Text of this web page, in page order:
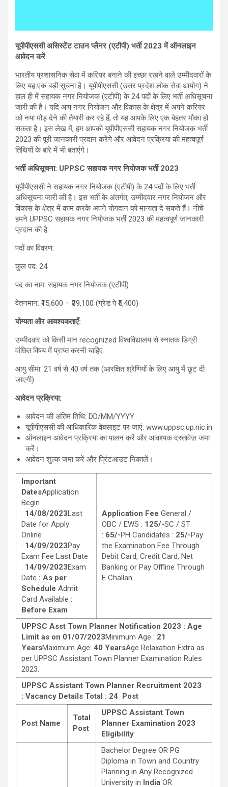
यूपीपीएससी असिस्टेंट टाउन प्लैनर (एटीपी) भर्ती2023 में ऑनलाइन
आवेदन करें
भारतीय प्रशासनिक सेवा में करियर बनाने की इच्छा रखने वाले उम्मीदवारों के
लिए यह एक बड़ी सूचना है। यूपीपीएससी (उत्तर प्रदेश लोक सेवा आयोग) ने
हाल ही में सहायक नगर नियोजक (एटीपी) के 24 पदों के लिए भर्ती अधिसूचना
जारी की है। यदि आप नगर नियोजन और विकास के क्षेत्र में अपने करियर
को नया मोड़ देने की तैयारी कर रहे हैं, तो यह आपके लिए एक बेहतर मौका हो
सकता है। इस लेख में, हम आपको यूपीपीएससी सहायक नगर नियोजक भर्ती
2023 की पूरी जानकारी प्रदान करेंगे और आवेदन प्रक्रिया की महत्वपूर्ण
तिथियों के बारे में भी बताएंगे।
भर्ती अधिसूचना: UPPSCसहायक नगर नियोजक भर्ती2023
यूपीपीएससी ने सहायक नगर नियोजक (एटीपी) के 24 पदों के लिए भर्ती
अधिसूचना जारी की है। इस भर्ती के अंतर्गत, उम्मीदवार नगर नियोजन और
विकास के क्षेत्र में काम करके अपने योगदान को मान्यता दे सकते हैं। नीचे
हमने UPPSC सहायक नगर नियोजक भर्ती 2023 की महत्वपूर्ण जानकारी
प्रदान की है:
पदों का विवरण:
कुल पद: 24
पद का नाम: सहायक नगर नियोजक (एटीपी)
वेतनमान: ₹15,600 – ₹39,100 (ग्रेड पे ₹5,400)
योग्यता और आवश्यकताएँ:
उम्मीदवार को किसी मान recognized विश्वविद्यालय से स्नातक डिग्री
वांछित विषय में प्राप्त करनी चाहिए.
आयु सीमा: 21 वर्ष से 40 वर्ष तक (आरक्षित श्रेणियों के लिए आयु में छूट दी
जाएगी)
आवेदन प्रक्रिया:
आवेदन की अंतिम तिथि: DD/MM/YYYY
यूपीपीएससी की आधिकारिक वेबसाइट पर जाएं: www.uppsc.up.nic.in
ऑनलाइन आवेदन प्रक्रिया का पालन करें और आवश्यक दस्तावेज़ जमा
करें।
आवेदन शुल्क जमा करें और प्रिंटआउट निकालें।
Important
DatesApplication
Begin
: 14/08/2023Last
Date for Apply
Online
: 14/09/2023Pay
Exam Fee Last Date
: 14/09/2023Exam
Date : As per
Schedule Admit
Card Available :
Before Exam
Application Fee General /
OBC / EWS : 125/-SC / ST
: 65/-PH Candidates : 25/-Pay
the Examination Fee Through
Debit Card, Credit Card, Net
Banking or Pay Offline Through
E Challan
UPPSC Asst Town Planner Notification 2023 : Age
Limit as on 01/07/2023Minimum Age : 21
YearsMaximum Age: 40 YearsAge Relaxation Extra as
per UPPSC Assistant Town Planner Examination Rules
2023.
UPPSC Assistant Town Planner Recruitment 2023
: Vacancy Details Total : 24 Post
Post Name
Total
Post
UPPSC Assistant Town
Planner Examination 2023
Eligibility
Bachelor Degree OR PG
Diploma in Town and Country
Planning in Any Recognized
University in India OR